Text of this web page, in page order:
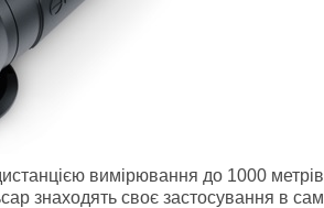
вимірювання до 1000
знаходять своє застосування в